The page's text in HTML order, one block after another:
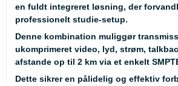
en fuldt integreret løsning, der
professionelt studie-setup.
Denne kombination muliggør
ukomprimeret video, lyd, strøm,
afstande op til 2 km via et enkelt
Dette sikrer en pålidelig og effektiv